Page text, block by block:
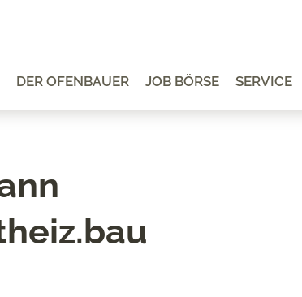
DER OFENBAUER JOB BÖRSE SERVICE